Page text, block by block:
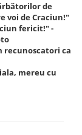
de
voi de Craciun!"
fericit!" -
recunoscatori ca
mereu cu